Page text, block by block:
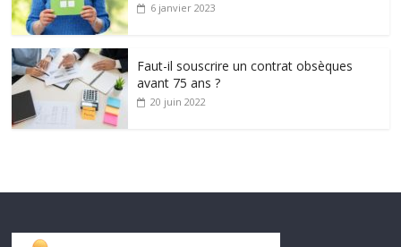
6 janvier 2023
Faut-il souscrire un contrat obsèques
avant 75 ans ?
20 juin 2022